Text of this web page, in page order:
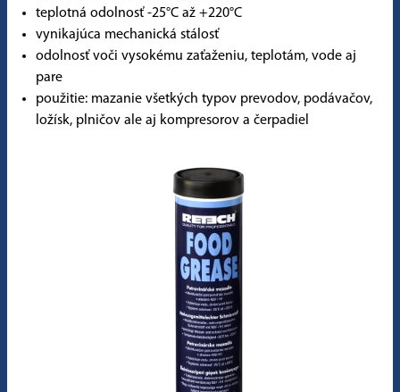
teplotná odolnosť -25°C až +220°C
vynikajúca mechanická stálosť
odolnosť voči vysokému zaťaženiu, teplotám, vode aj
pare
použitie: mazanie všetkých typov prevodov, podávačov,
ložísk, plničov ale aj kompresorov a čerpadiel